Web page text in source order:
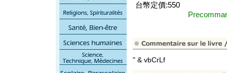
台幣定價:550
" & vbCrLf